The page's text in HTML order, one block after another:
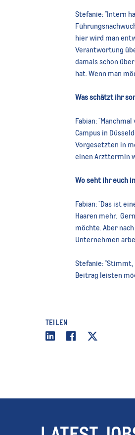
Stefanie:"Intern
hier wird man
Verantwortung
damals schon
hat. Wenn man
Was schätzt ihr
Fabian:"Manchmal
Campus in
Vorgesetzten in
einen Arzttermin
Wo seht ihr euch
Fabian:"Das ist
Haaren mehr.
möchte. Aber
Unternehmen
Stefanie:"Stimmt,
Beitrag leisten
TEILEN